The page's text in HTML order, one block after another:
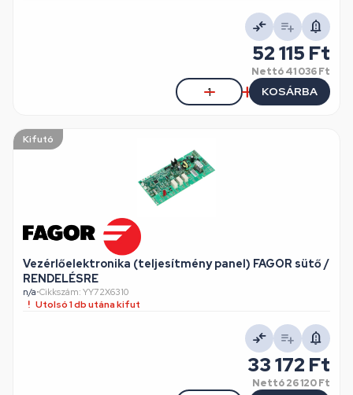
52 115 Ft
Nettó41 036 Ft
KOSÁRBA
Kifutó
Vezérlőelektronika (teljesítmény panel) FAGOR sütő /
RENDELÉSRE
n/a•Cikkszám: YY72X6310
Utolsó 1 db utána kifut
33 172 Ft
Nettó26 120 Ft